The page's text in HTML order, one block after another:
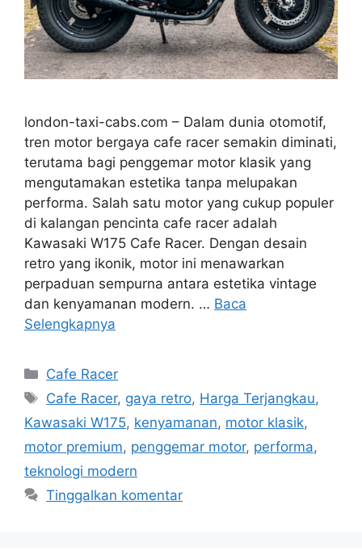
london-taxi-cabs.com – Dalam dunia otomotif,
tren motor bergaya cafe racer semakin diminati,
terutama bagi penggemar motor klasik yang
mengutamakan estetika tanpa melupakan
performa. Salah satu motor yang cukup populer
di kalangan pencinta cafe racer adalah
Kawasaki W175 Cafe Racer. Dengan desain
retro yang ikonik, motor ini menawarkan
perpaduan sempurna antara estetika vintage
dan kenyamanan modern. … Baca
Selengkapnya
Kategori
Cafe Racer
Tag
Cafe Racer, gaya retro, Harga Terjangkau,
Kawasaki W175, kenyamanan, motor klasik,
motor premium, penggemar motor, performa,
teknologi modern
Tinggalkan komentar